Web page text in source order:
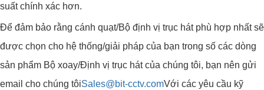
suất chính xác hơn.
Để đảm bảo rằng cánh quạt/Bộ định vị trục hát phù hợp nhất sẽ
được chọn cho hệ thống/giải pháp của bạn trong số các dòng
sản phẩm Bộ xoay/Định vị trục hát của chúng tôi, bạn nên gửi
email cho chúng tôiSales@bit-cctv.comVới các yêu cầu kỹ